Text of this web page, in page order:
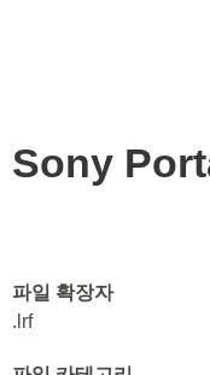
Sony
파일 확장자
.lrf